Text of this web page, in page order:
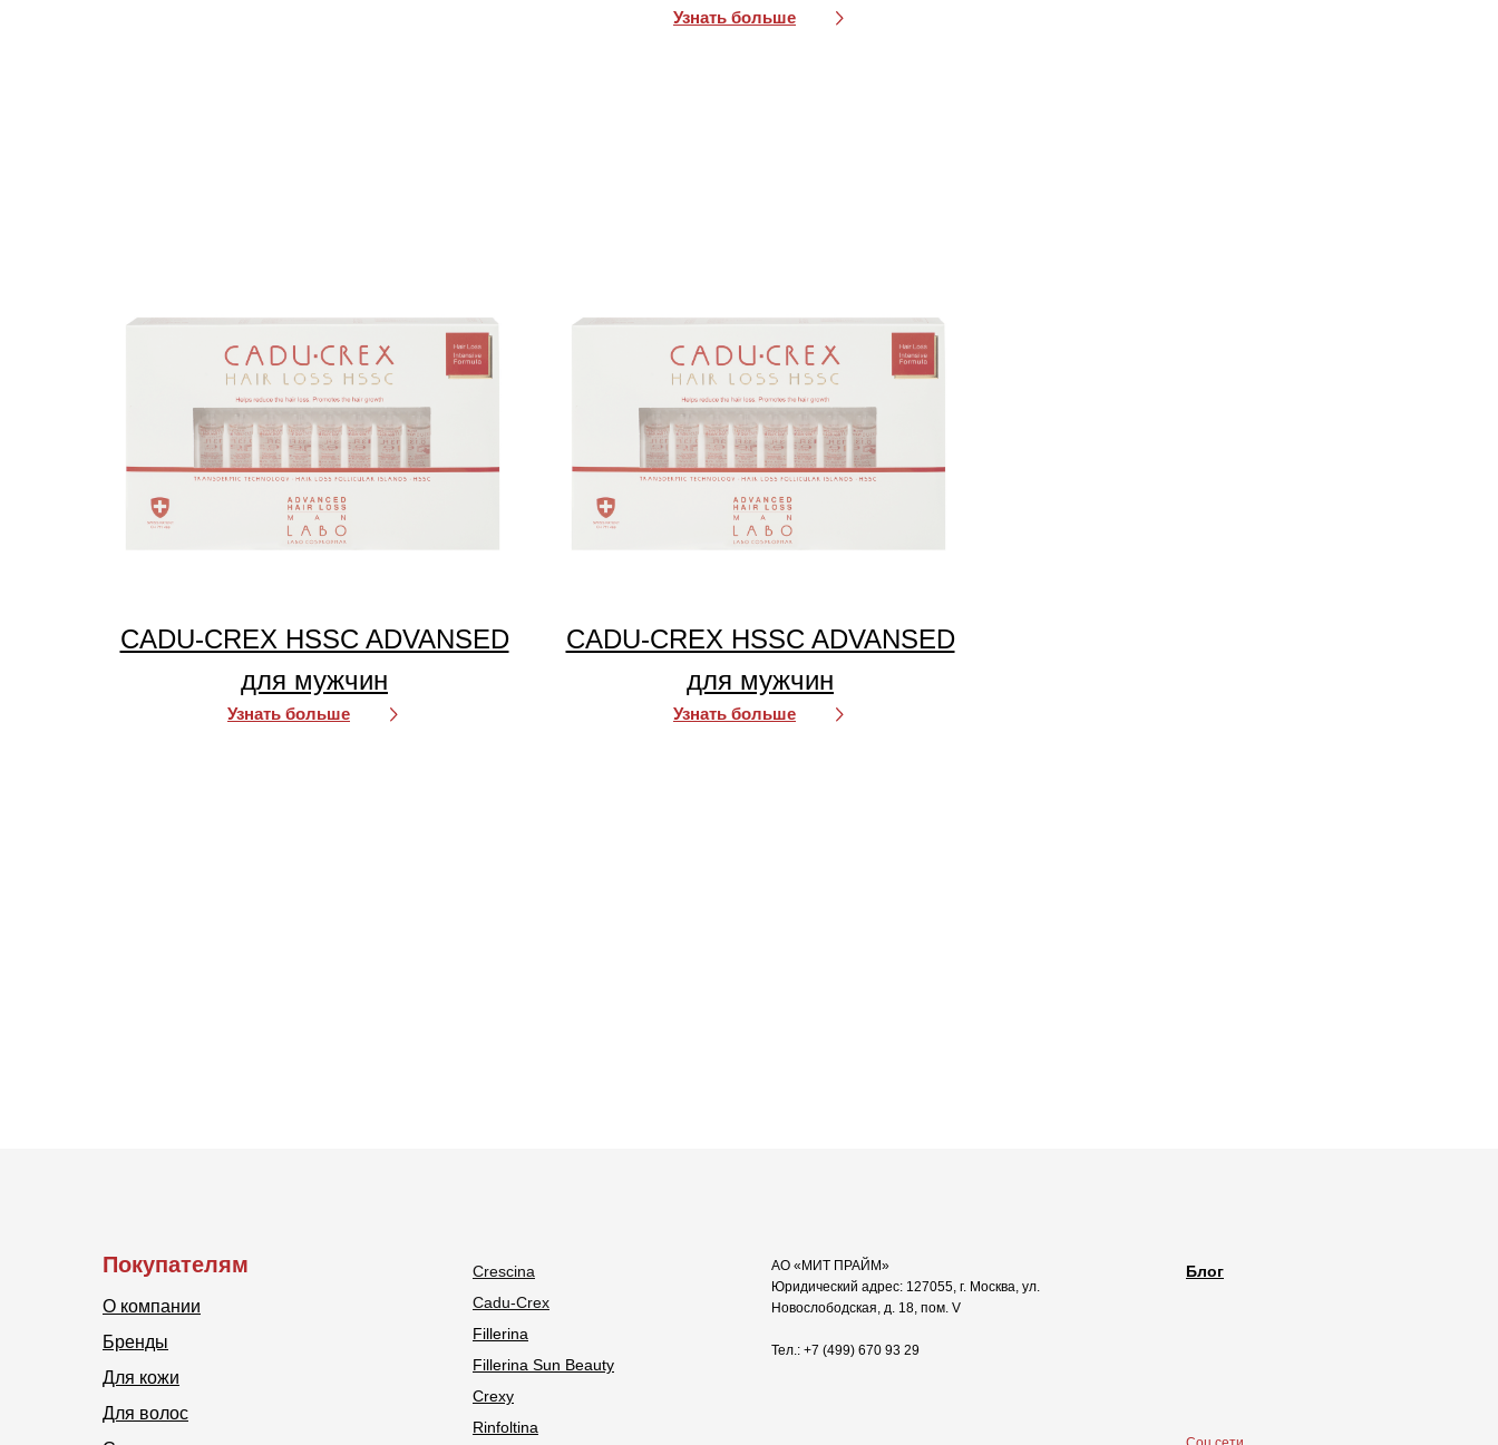
CADU-CREX HSSC ADVANSED
для мужчин
Узнать больше
CADU-CREX HSSC ADVANSED
для мужчин
Узнать больше
Узнать больше
АО «МИТ ПРАЙМ»
Юридический адрес: 127055, г. Москва, ул.
Новослободская, д. 18, пом. V
Тел.: +7 (499) 670 93 29
Блог
Crescina
Cadu-Crex
Fillerina
Fillerina Sun Beauty
Crexy
Rinfoltina
Покупателям
О компании
Бренды
Для кожи
Для волос